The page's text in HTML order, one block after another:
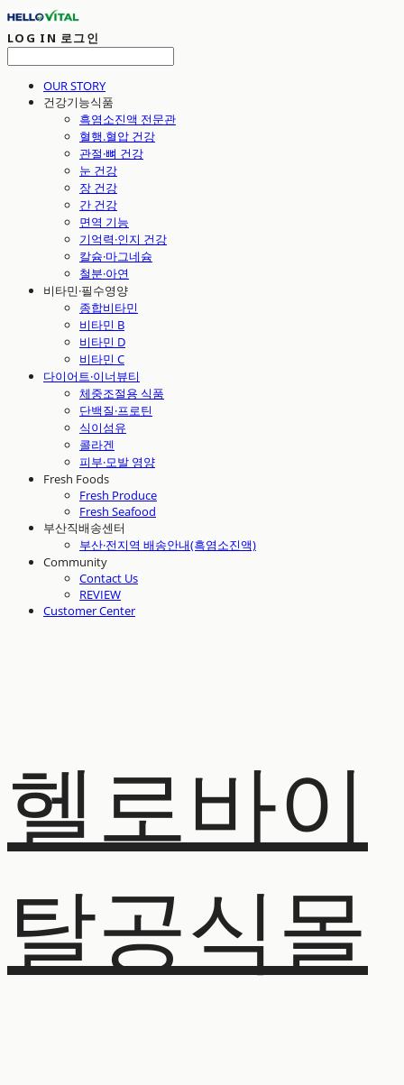
LOG IN 로그인
OUR STORY
건강기능식품
흑염소진액 전문관
혈행.혈압 건강
관절·뼈 건강
눈 건강
장 건강
간 건강
면역 기능
기억력·인지 건강
칼슘·마그네슘
철분·아연
비타민·필수영양
종합비타민
비타민 B
비타민 D
비타민 C
다이어트·이너뷰티
체중조절용 식품
단백질·프로틴
식이섬유
콜라겐
피부·모발 영양
Fresh Foods
Fresh Produce
Fresh Seafood
부산직배송센터
부산·전지역 배송안내(흑염소진액)
Community
Contact Us
REVIEW
Customer Center
헬로바이
탈공식몰